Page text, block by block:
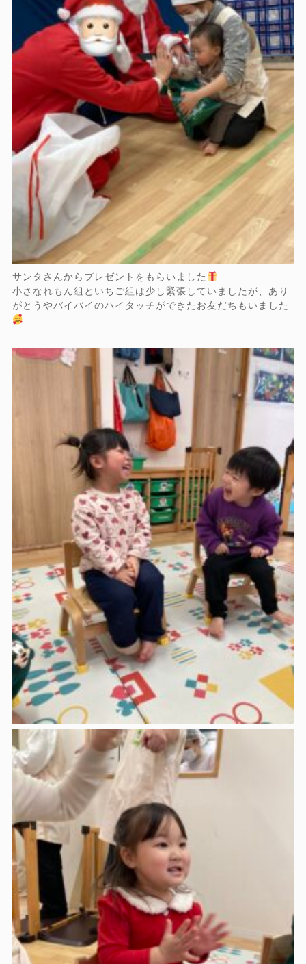
サンタさんからプレゼントをもらいました
小さなれもん組といちご組は少し緊張していましたが、あり
がとうやバイバイのハイタッチができたお友だちもいました